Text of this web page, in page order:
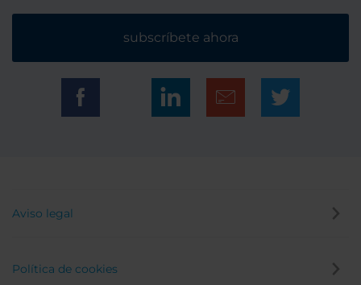
subscríbete ahora
Aviso legal
Política de cookies